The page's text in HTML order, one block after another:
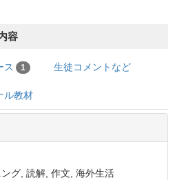
容
ス 1 生徒コメントなど
ル教材
グ, 読解, 作文, 海外生活